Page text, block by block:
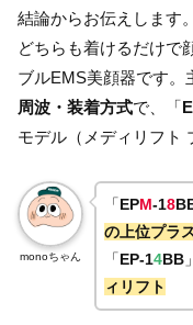
結論からお伝えします。
どちらも着けるだけで
ブルEMS美顔器です。
周波・装着方式で、「
モデル（メディリフト
monoちゃん
「EPM-18
の上位プラ
「EP-14BB
ィリフト